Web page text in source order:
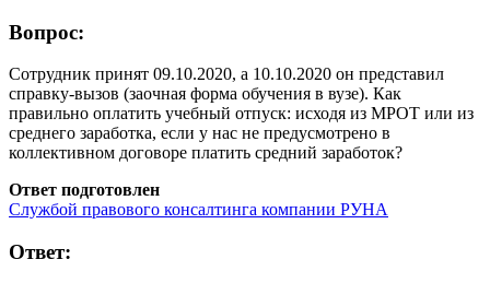
Вопрос:
Сотрудник принят 09.10.2020, а 10.10.2020 он представил
справку-вызов (заочная форма обучения в вузе). Как
правильно оплатить учебный отпуск: исходя из МРОТ или из
среднего заработка, если у нас не предусмотрено в
коллективном договоре платить средний заработок?
Ответ подготовлен
Службой правового консалтинга компании РУНА
Ответ: